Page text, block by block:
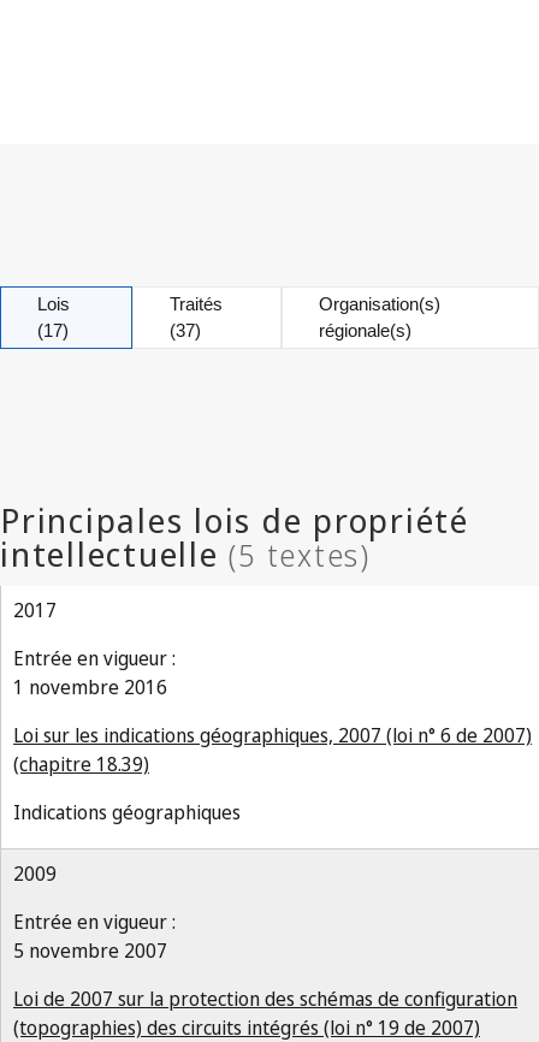
Lois
(17)
Traités
(37)
Organisation(s)
régionale(s)
2017
Entrée en vigueur :
1 novembre 2016
Loi sur les indications géographiques, 2007 (loi n° 6 de 2007)
(chapitre 18.39)
Indications géographiques
2009
Entrée en vigueur :
5 novembre 2007
Loi de 2007 sur la protection des schémas de configuration
(topographies) des circuits intégrés (loi n° 19 de 2007)